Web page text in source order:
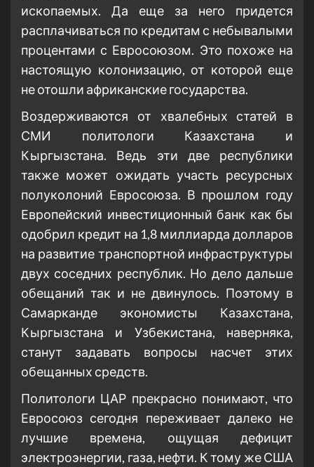
ископаемых. Да еще за него придется
расплачиваться по кредитам с небывалыми
процентами с Евросоюзом. Это похоже на
настоящую колонизацию, от которой еще
не отошли африканские государства.
Воздерживаются от хвалебных статей в
СМИ политологи Казахстана и
Кыргызстана. Ведь эти две республики
также может ожидать участь ресурсных
полуколоний Евросоюза. В прошлом году
Европейский инвестиционный банк как бы
одобрил кредит на 1,8 миллиарда долларов
на развитие транспортной инфраструктуры
двух соседних республик. Но дело дальше
обещаний так и не двинулось. Поэтому в
Самарканде экономисты Казахстана,
Кыргызстана и Узбекистана, наверняка,
станут задавать вопросы насчет этих
обещанных средств.
Политологи ЦАР прекрасно понимают, что
Евросоюз сегодня переживает далеко не
лучшие времена, ощущая дефицит
электроэнергии, газа, нефти. К тому же США